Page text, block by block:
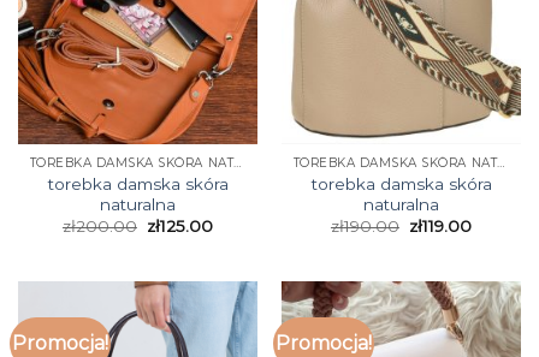
TOREBKA DAMSKA SKÓRA NATURALNA
torebka damska skóra
naturalna
zł200.00 zł125.00
TOREBKA DAMSKA SKÓRA NATURALNA
torebka damska skóra
naturalna
zł190.00 zł119.00
Promocja! Promocja!